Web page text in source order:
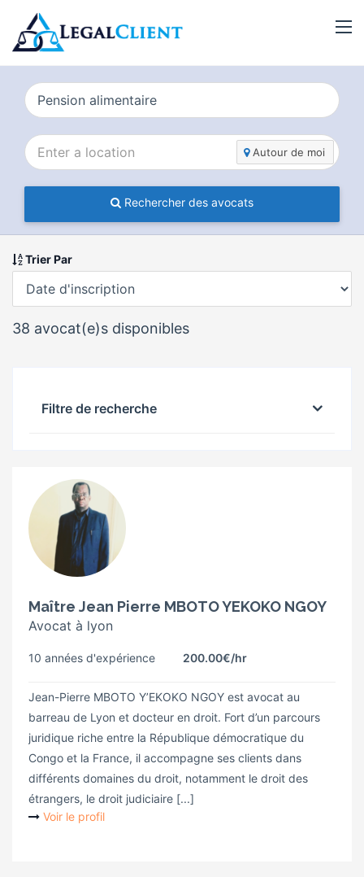
Autour de moi
Rechercher des avocats
Trier Par
38 avocat(e)s disponibles
Filtre de recherche
Maître Jean Pierre MBOTO YEKOKO NGOY
Avocat à lyon
10 années d'expérience 200.00€/hr
Jean-Pierre MBOTO Y’EKOKO NGOY est avocat au
barreau de Lyon et docteur en droit. Fort d’un parcours
juridique riche entre la République démocratique du
Congo et la France, il accompagne ses clients dans
différents domaines du droit, notamment le droit des
étrangers, le droit judiciaire [...]
Voir le profil